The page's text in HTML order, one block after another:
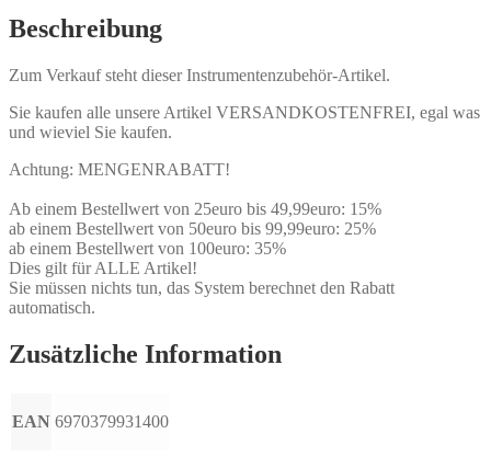
Beschreibung
Zum Verkauf steht dieser Instrumentenzubehör-Artikel.
Sie kaufen alle unsere Artikel VERSANDKOSTENFREI, egal was
und wieviel Sie kaufen.
Achtung: MENGENRABATT!
Ab einem Bestellwert von 25euro bis 49,99euro: 15%
ab einem Bestellwert von 50euro bis 99,99euro: 25%
ab einem Bestellwert von 100euro: 35%
Dies gilt für ALLE Artikel!
Sie müssen nichts tun, das System berechnet den Rabatt
automatisch.
Zusätzliche Information
EAN 6970379931400